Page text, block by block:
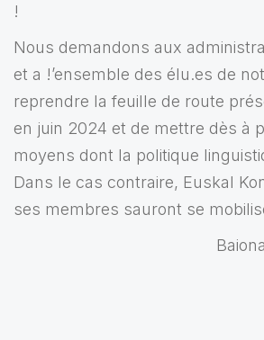
!
Nous demandons aux
et a !’ensemble des élu.es de
reprendre la feuille de route
en juin 2024 et de mettre dès à
moyens dont la politique
Dans le cas contraire, Euskal
ses membres sauront se